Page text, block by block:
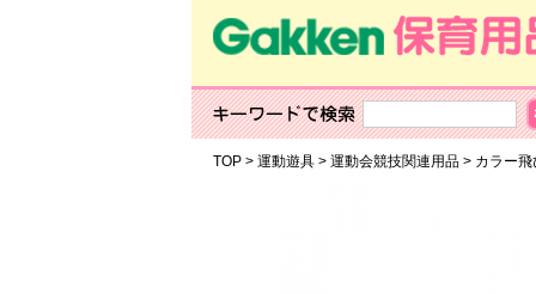
TOP> 運動遊具> 運動会競技関連用品> カラー